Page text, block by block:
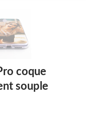
coque
souple